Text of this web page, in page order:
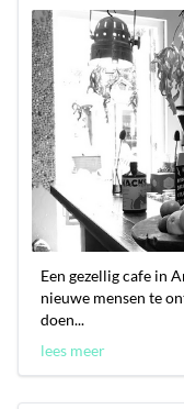
Een gezellig cafe in
nieuwe mensen te
doen...
lees meer